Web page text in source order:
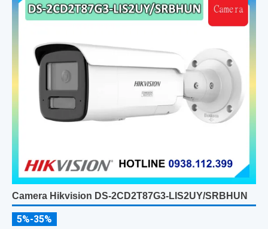
Camera Hikvision DS-2CD2T87G3-LIS2UY/SRBHUN
5%-35%